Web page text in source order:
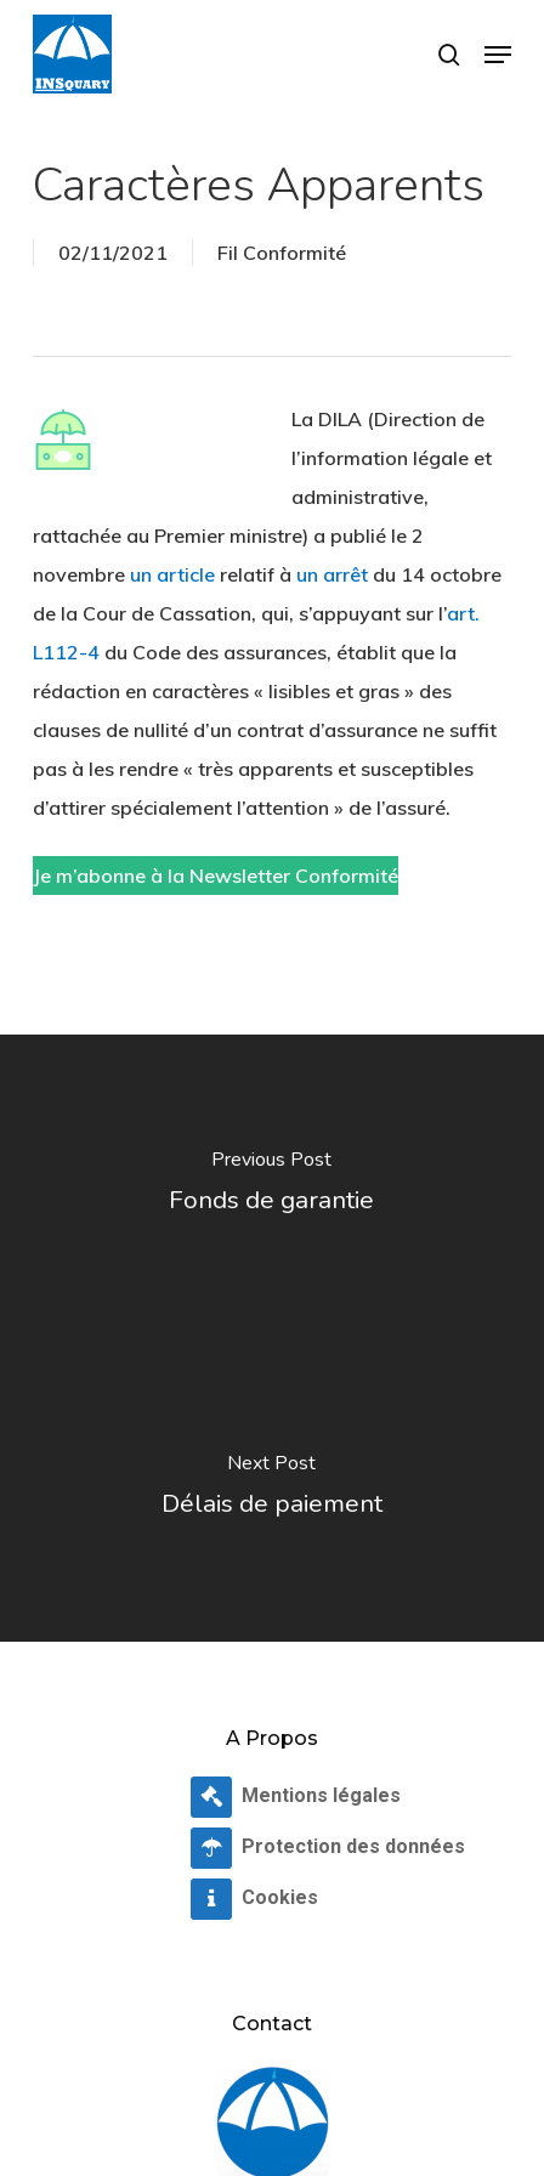
Skip
main
search
Menu
Caractères Apparents
02/11/2021 Fil Conformité
La DILA (Direction de
l’information légale et
administrative,
rattachée au Premier ministre) a publié le 2
novembre un articlerelatif à un arrêtdu 14 octobre
de la Cour de Cassation, qui, s’appuyant sur l’art.
L112-4du Code des assurances, établit que la
rédaction en caractères « lisibles et gras » des
clauses de nullité d’un contrat d’assurance ne suffit
pas à les rendre « très apparents et susceptibles
d’attirer spécialement l’attention » de l’assuré.
Je m’abonne à la Newsletter Conformité
Previous Post
Fonds de garantie
Next Post
Délais de paiement
A Propos
Mentions légales
Protection des données
Cookies
Contact